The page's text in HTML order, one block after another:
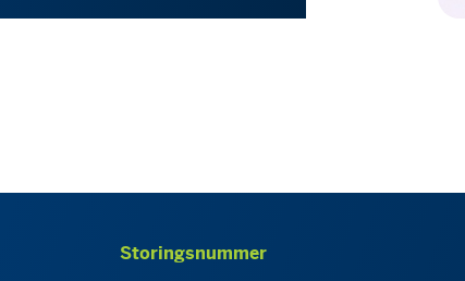
Storingsnummer